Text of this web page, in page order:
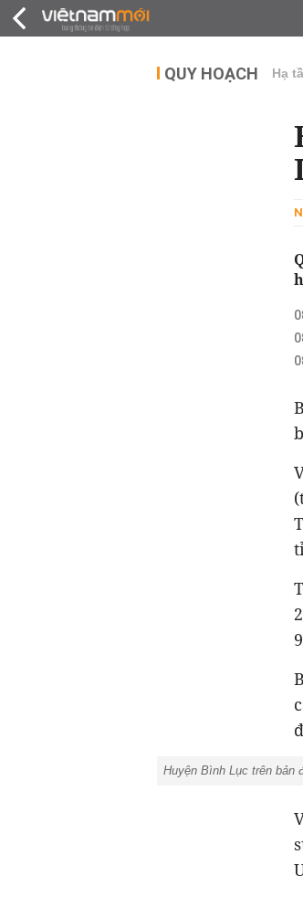
QUY HOẠCH Hạ
Huyện Bình Lục trên bản